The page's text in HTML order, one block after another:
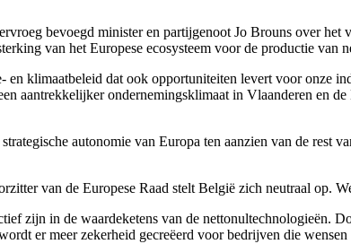
bevoegd minister en partijgenoot Jo Brouns over
van het Europese ecosysteem voor de productie
en klimaatbeleid dat ook opportuniteiten levert voor
aantrekkelijker ondernemingsklimaat in Vlaanderen en
autonomie van Europa ten aanzien van de rest
van de Europese Raad stelt België zich neutraal op.
zijn in de waardeketens van de nettonultechnologieën.
er meer zekerheid gecreëerd voor bedrijven die